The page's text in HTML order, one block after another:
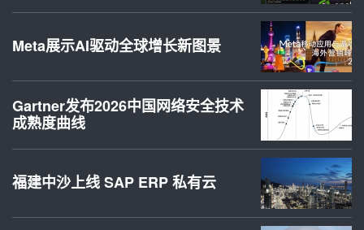
Meta展示AI驱动全球增长新图景
Gartner发布2026中国网络安全技术
成熟度曲线
福建中沙上线 SAP ERP 私有云